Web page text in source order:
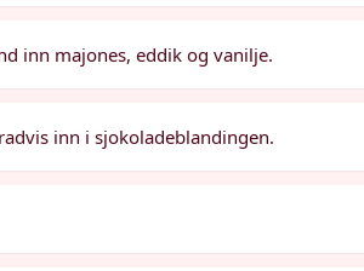
inn majones, eddik og vanilje.
inn i sjokoladeblandingen.